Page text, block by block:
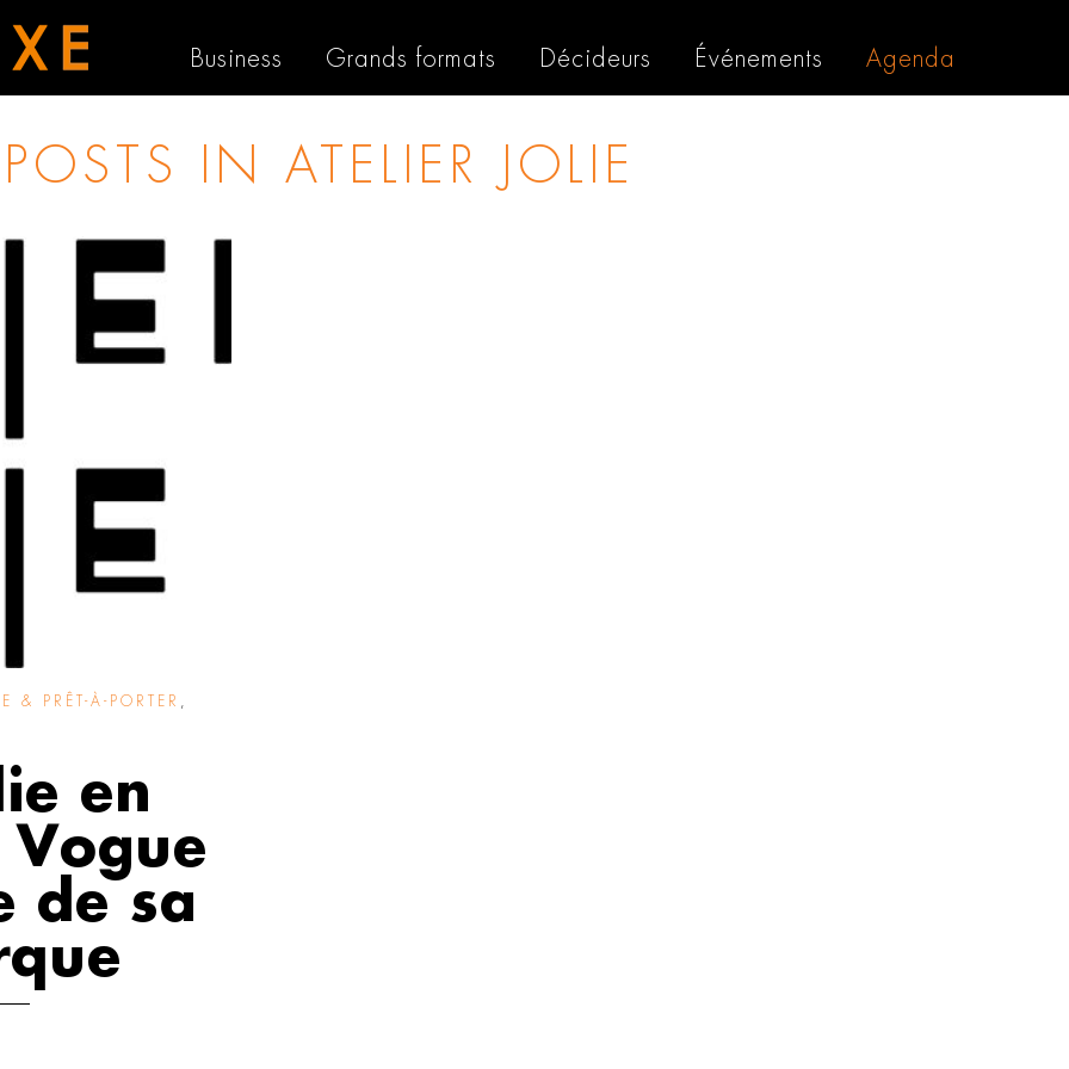
Business Grands formats Décideurs Événements Agenda
IN ATELIER JOLIE
& PRÊT-À-PORTER
en
de sa